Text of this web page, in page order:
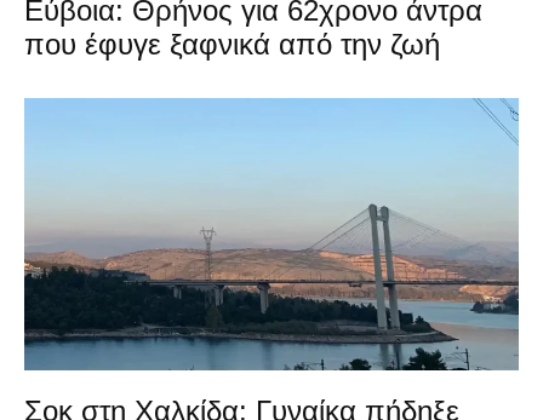
Εύβοια: Θρήνος για 62χρονο άντρα
που έφυγε ξαφνικά από την ζωή
Σοκ στη Χαλκίδα: Γυναίκα πήδηξε